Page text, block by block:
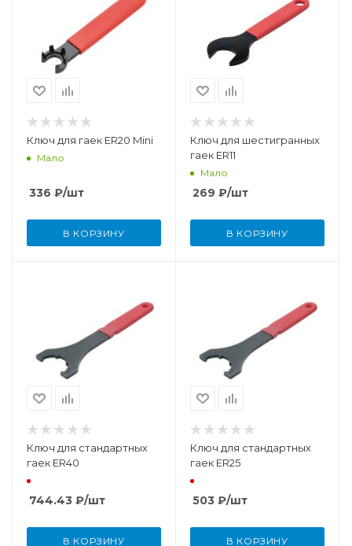
Ключ для гаек ER20 Mini
Мало
336 ₽/шт
В КОРЗИНУ
Ключ для шестигранных
гаек ER11
Мало
269 ₽/шт
В КОРЗИНУ
Ключ для стандартных
гаек ER40
744.43 ₽/шт
В КОРЗИНУ
Ключ для стандартных
гаек ER25
503 ₽/шт
В КОРЗИНУ